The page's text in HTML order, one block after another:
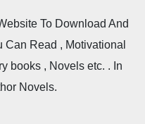
To Download And
Read , Motivational
books , Novels etc. . In
Novels.